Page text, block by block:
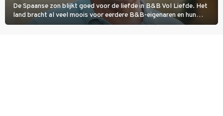
De Spaanse zon blijkt goed voor de liefde in B&B Vol Liefde. Het
land bracht al veel moois voor eerdere B&B-eigenaren en hun
partners. Ook Paul runt zijn gastenverblijf in Spanje. De 62-jarige